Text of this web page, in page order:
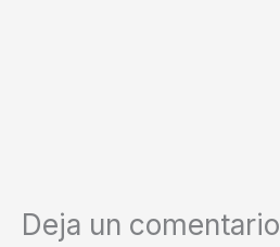
Deja un comentario